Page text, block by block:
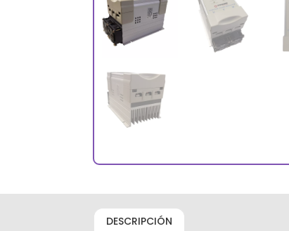
DESCRIPCIÓN